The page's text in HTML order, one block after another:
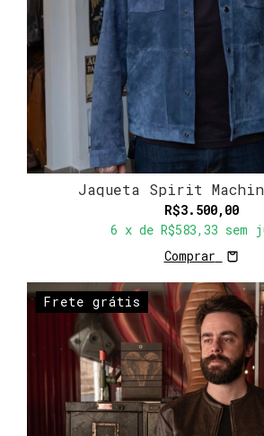
Jaqueta Spirit
R$3.500,00
6 x de R$583,33 sem
Comprar
Frete grátis